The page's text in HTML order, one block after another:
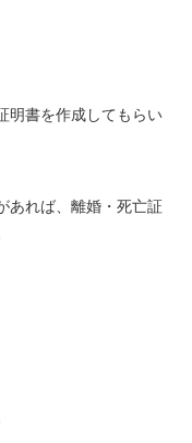
書を作成してもらい
あれば、離婚・死亡証